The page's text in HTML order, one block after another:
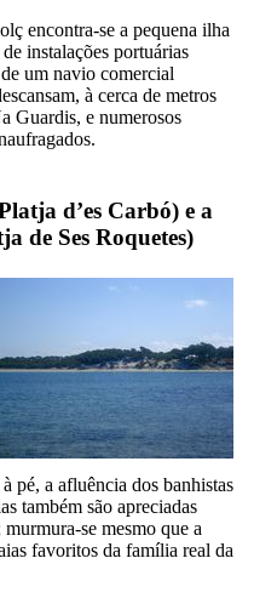
encontra-se a pequena ilha
instalações portuárias
um navio comercial
à cerca de metros
Guardis, e numerosos
d’es Carbó) e a
de Ses Roquetes)
pé, a afluência dos banhistas
também são apreciadas
se mesmo que a
favoritos da família real da